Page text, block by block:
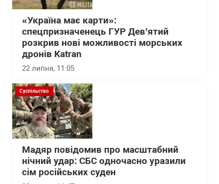
«Україна має карти»:
спецпризначенець ГУР Дев’ятий
розкрив нові можливості морських
дронів Katran
22 липня, 11:05
Суспільство
Мадяр повідомив про масштабний
нічний удар: СБС одночасно уразили
сім російських суден